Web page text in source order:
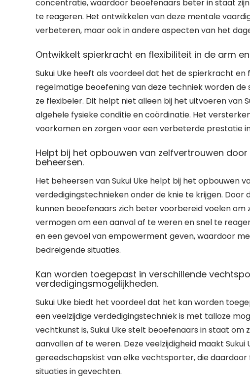
concentratie, waardoor beoefenaars beter in staat
te reageren. Het ontwikkelen van deze mentale
verbeteren, maar ook in andere aspecten van het
Ontwikkelt spierkracht en flexibiliteit in de arm
Sukui Uke heeft als voordeel dat het de spierkracht
regelmatige beoefening van deze techniek worden
ze flexibeler. Dit helpt niet alleen bij het uitvoeren van
algehele fysieke conditie en coördinatie. Het
voorkomen en zorgen voor een verbeterde prestatie
Helpt bij het opbouwen van zelfvertrouwen
beheersen.
Het beheersen van Sukui Uke helpt bij het opbouwen
verdedigingstechnieken onder de knie te krijgen.
kunnen beoefenaars zich beter voorbereid voelen om
vermogen om een aanval af te weren en snel te
en een gevoel van empowerment geven, waardoor
bedreigende situaties.
Kan worden toegepast in verschillende
verdedigingsmogelijkheden.
Sukui Uke biedt het voordeel dat het kan worden
een veelzijdige verdedigingstechniek is met talloze
vechtkunst is, Sukui Uke stelt beoefenaars in staat
aanvallen af te weren. Deze veelzijdigheid maakt
gereedschapskist van elke vechtsporter, die
situaties in gevechten.